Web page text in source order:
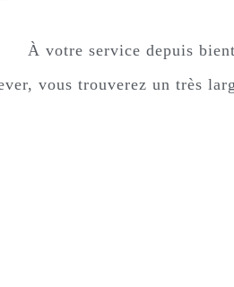
À votre service depuis
vous trouverez un très